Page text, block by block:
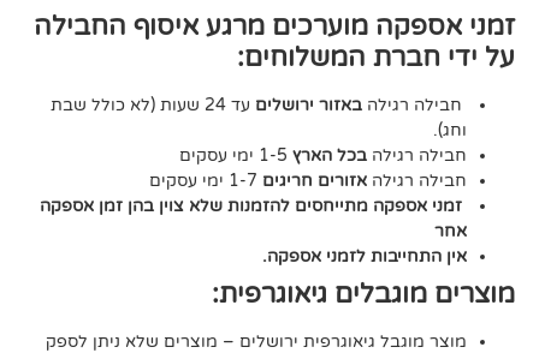
מוערכים מרגע איסוף החבילה
המשלוחים:
באזור ירושלים עד 24 שעות (לא כולל שבת
בכל הארץ1-5 ימי עסקים
אזורים חריגים1-7 ימי עסקים
מתייחסים להזמנות שלא צוין בהן זמן אספקה
לזמני אספקה.
גיאוגרפית:
גיאוגרפית ירושלים – מוצרים שלא ניתן לספק